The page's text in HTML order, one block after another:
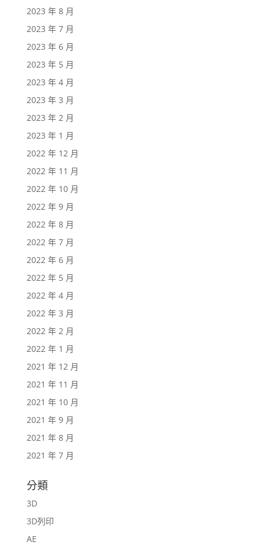
2023 年 8 月
2023 年 7 月
2023 年 6 月
2023 年 5 月
2023 年 4 月
2023 年 3 月
2023 年 2 月
2023 年 1 月
2022 年 12 月
2022 年 11 月
2022 年 10 月
2022 年 9 月
2022 年 8 月
2022 年 7 月
2022 年 6 月
2022 年 5 月
2022 年 4 月
2022 年 3 月
2022 年 2 月
2022 年 1 月
2021 年 12 月
2021 年 11 月
2021 年 10 月
2021 年 9 月
2021 年 8 月
2021 年 7 月
分類
3D
3D列印
AE